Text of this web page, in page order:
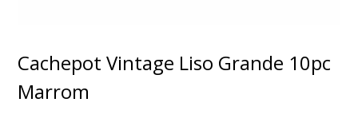
Cachepot Vintage Liso Grande 10pc
Marrom